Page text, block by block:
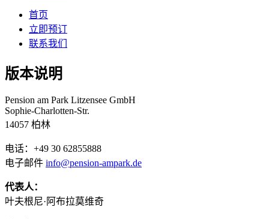
首页
立即预订
联系我们
版本说明
Pension am Park Litzensee GmbH
Sophie-Charlotten-Str.
14057 柏林
电话：+49 30 62855888
电子邮件 info@pension-ampark.de
代表人：
叶夫根尼·阿布拉莫维奇